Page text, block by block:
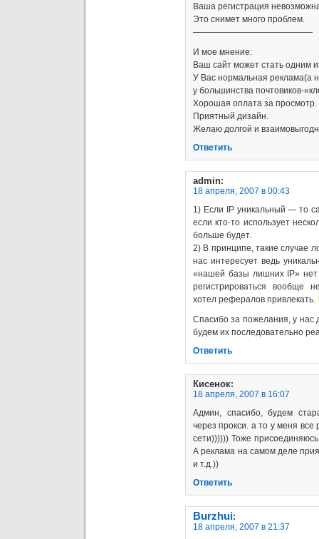
Ваша регистрация
Это снимет много проблем.
——————————————
И мое мнение:
Ваш сайт может стать одним
У Вас нормальная реклама(а
у большинства почтовиков-
Хорошая оплата за просмотр.
Приятный дизайн.
Желаю долгой и
Ответить
admin:
18 апреля, 2007 в 00:43
1) Если IP уникальный — то
если кто-то использует
больше будет.
2) В принципе, такие случае
нас интересует ведь
«нашей базы лишних IP» нет
регистрироваться вообще
хотел рефералов привлекать.
Спасибо за пожелания, у нас
будем их последовательно
Ответить
Кисенок:
18 апреля, 2007 в 16:07
Админ, спасибо, будем
через прокси. а то у меня
сети)))))) Тоже
А реклама на самом деле
и т.д.))
Ответить
Burzhui:
18 апреля, 2007 в 21:37